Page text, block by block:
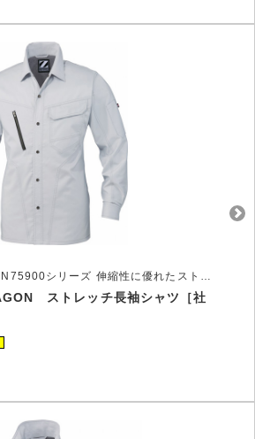
自重堂作業服Z-DRAGON75900シリーズ 伸縮性に優れたストレッチ作業服
ストレッチ長袖シャツ［社